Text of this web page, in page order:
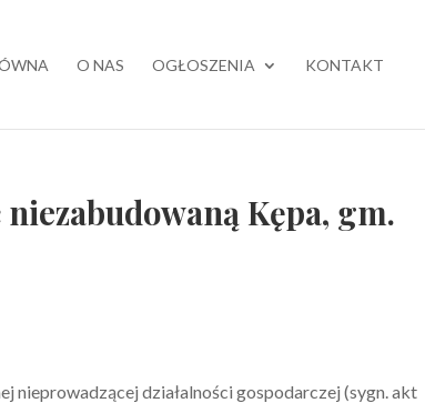
O NAS OGŁOSZENIA KONTAKT
Kępa, gm.
nieprowadzącej działalności gospodarczej (sygn. akt